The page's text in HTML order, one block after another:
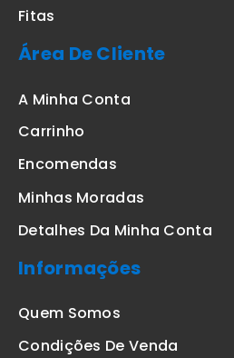
Fitas
Área De Cliente
A Minha Conta
Carrinho
Encomendas
Minhas Moradas
Detalhes Da Minha Conta
Informações
Quem Somos
Condições De Venda